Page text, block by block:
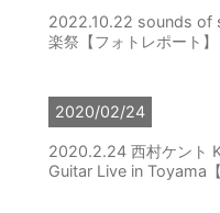
2022.10.22 sounds of
楽祭【フォトレポート】
2020/02/24
2020.2.24 西村ケント
Guitar Live in Toyama【